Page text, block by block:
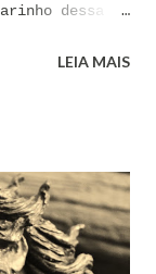
dessa
tentações. A
culpa por
agarro com
LEIA MAIS